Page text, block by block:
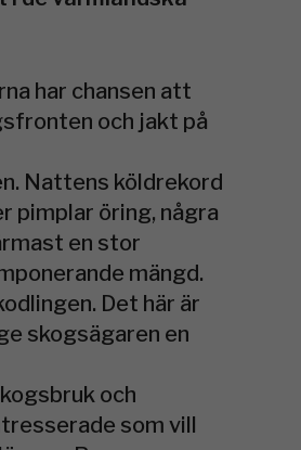
har chansen att
och jakt på
Nattens köldrekord
pimplar öring, några
en stor
mängd.
Det här är
skogsägaren en
och
som vill